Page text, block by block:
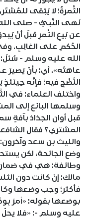
الثَّمرةُ؛ لا يَبْقى
نَهى النَّبيُّ - صلى
عن بَيعِ الثَّمرِ قبلَ أنْ
الحُكمِ على الغالِبِ.
الله عليه وسلم -
عاهَتُه». أي: بأنْ يَصيرَ
النُّضْجِ فيه؛ فإنَّه
واختلف العلماء: في
وسلمها البائع إلى
قبل أوان الجذاذ بآفةٍ
المشتري؟ فقال
والليث بن سعد
وضع الجائحة، لكن
وطائفة: هي في ضمان
مالك: إنْ كانت دون
فأكثر؛ وجب وضعها
بوضعها بقوله: «أمرَ
عليه وسلم -: «فلا يحلّ